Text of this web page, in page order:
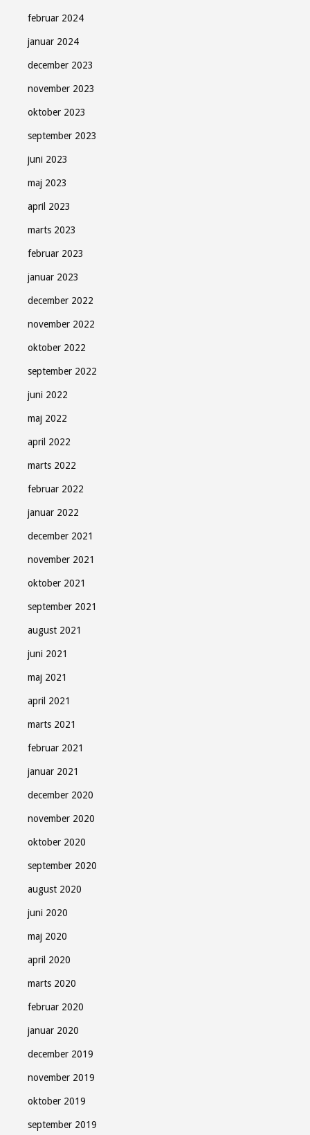
februar 2024
januar 2024
december 2023
november 2023
oktober 2023
september 2023
juni 2023
maj 2023
april 2023
marts 2023
februar 2023
januar 2023
december 2022
november 2022
oktober 2022
september 2022
juni 2022
maj 2022
april 2022
marts 2022
februar 2022
januar 2022
december 2021
november 2021
oktober 2021
september 2021
august 2021
juni 2021
maj 2021
april 2021
marts 2021
februar 2021
januar 2021
december 2020
november 2020
oktober 2020
september 2020
august 2020
juni 2020
maj 2020
april 2020
marts 2020
februar 2020
januar 2020
december 2019
november 2019
oktober 2019
september 2019